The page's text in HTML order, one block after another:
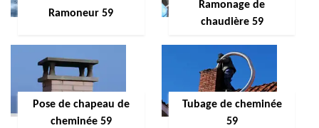
Ramoneur 59
Ramonage de
chaudière 59
Pose de chapeau de
cheminée 59
Tubage de cheminée
59